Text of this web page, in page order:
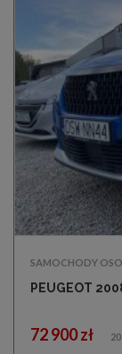
SAMOCHODY
PEUGEOT
72 900 zł